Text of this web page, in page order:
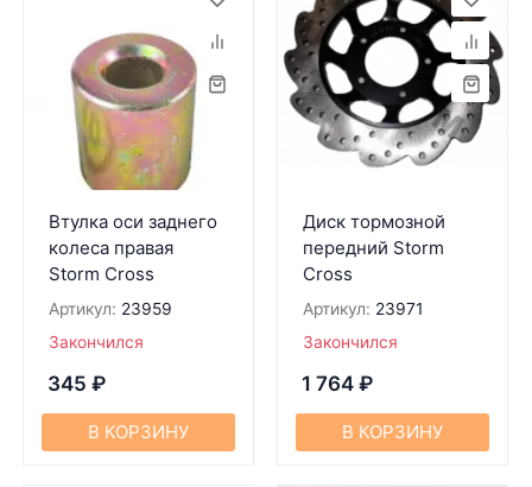
Втулка оси заднего
колеса правая
Storm Cross
Артикул: 23959
Закончился
345 ₽
В КОРЗИНУ
Диск тормозной
передний Storm
Cross
Артикул: 23971
Закончился
1 764 ₽
В КОРЗИНУ